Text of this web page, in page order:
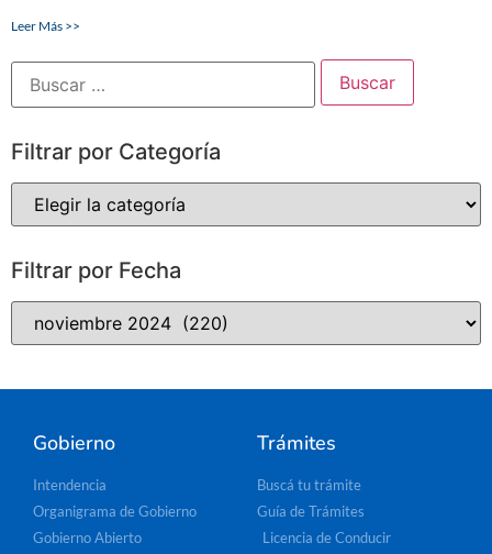
Leer Más >>
Filtrar por Categoría
Filtrar por Fecha
Gobierno
Intendencia
Organigrama de Gobierno
Gobierno Abierto
Trámites
Buscá tu trámite
Guía de Trámites
Licencia de Conducir